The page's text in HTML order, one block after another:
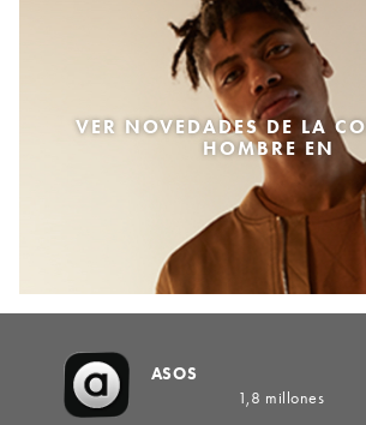
VER NOVEDADES DE LA
HOMBRE EN
ASOS
1,8 millones